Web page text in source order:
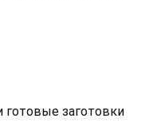
готовые заготовки